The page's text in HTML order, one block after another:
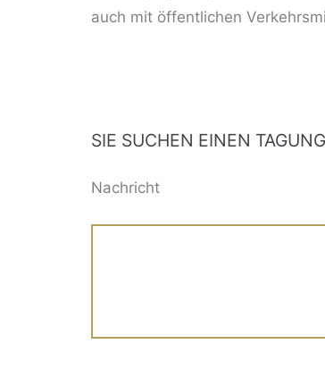
auch mit öffentlichen
SIE SUCHEN EINEN
BITTE LASSE DIESES FELD LEER.
Nachricht